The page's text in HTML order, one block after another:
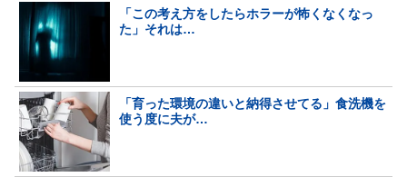
「この考え方をしたらホラーが怖くなくなっ
た」それは…
「育った環境の違いと納得させてる」食洗機を
使う度に夫が…